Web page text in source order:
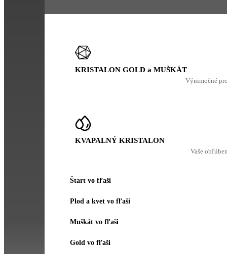
KRISTALON GOLD a MUŠKÁT
Výnimočné
KVAPALNÝ KRISTALON
Vaše
Štart vo fľaši
Plod a kvet vo fľaši
Muškát vo fľaši
Gold vo fľaši